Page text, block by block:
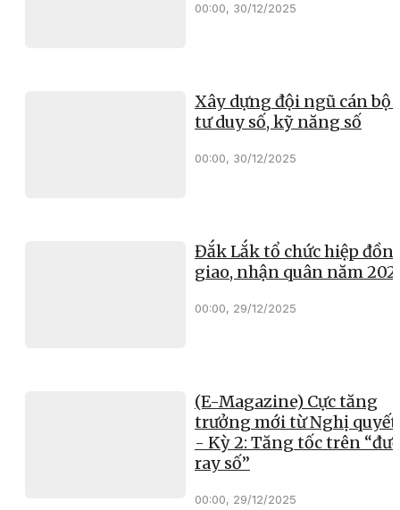
00:00, 30/12/2025
Xây dựng đội ngũ cán bộ
tư duy số, kỹ năng số
00:00, 30/12/2025
Đắk Lắk tổ chức hiệp
giao, nhận quân năm
00:00, 29/12/2025
(E-Magazine) Cực tăng
trưởng mới từ Nghị quyết
- Kỳ 2: Tăng tốc trên
ray số”
00:00, 29/12/2025